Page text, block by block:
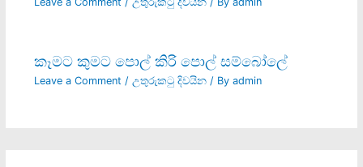
කෑමට කුමට පොල් කිරි පොල් සම්බෝලේ
Leave a Comment / උතුරුකටු දිවයින/ By admin